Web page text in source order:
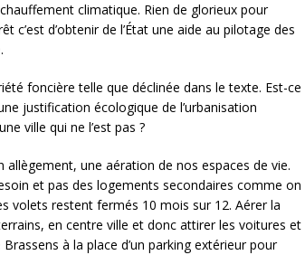
climatique. Rien de glorieux pour
c’est d’obtenir de l’État une aide au pilotage des
foncière telle que déclinée dans le texte. Est-ce
justification écologique de l’urbanisation
ville qui ne l’est pas ?
allègement, une aération de nos espaces de vie.
et pas des logements secondaires comme on
volets restent fermés 10 mois sur 12. Aérer la
en centre ville et donc attirer les voitures et
à la place d’un parking extérieur pour